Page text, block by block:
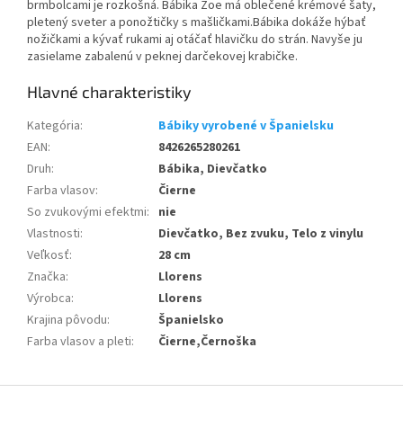
brmbolcami je rozkošná. Bábika Zoe má oblečené krémové šaty,
pletený sveter a ponožtičky s mašličkami.Bábika dokáže hýbať
nožičkami a kývať rukami aj otáčať hlavičku do strán. Navyše ju
zasielame zabalenú v peknej darčekovej krabičke.
Kategória:
Bábiky vyrobené v Španielsku
EAN:
8426265280261
Druh:
Bábika, Dievčatko
Farba vlasov:
Čierne
So zvukovými efektmi: nie
Vlastnosti:
Dievčatko, Bez zvuku, Telo z vinylu
Veľkosť:
28 cm
Značka:
Llorens
Výrobca:
Llorens
Krajina pôvodu:
Španielsko
Farba vlasov a pleti: Čierne,Černoška